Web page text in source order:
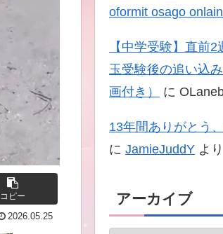
コピー
2026.05.25
oformit osago
【中学受験】直前
玉受験後の追い込
画付き）
に
13年間ありがとう
に JamieJuddY より
アーカイブ